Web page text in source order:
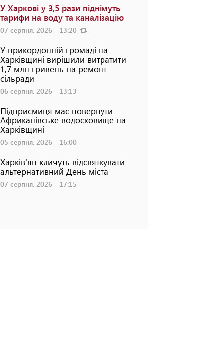
У Харкові у 3,5 рази піднімуть
тарифи на воду та каналізацію
07 серпня, 2026 - 13:20
У прикордонній громаді на
Харківщині вирішили витратити
1,7 млн гривень на ремонт
сільради
06 серпня, 2026 - 13:13
Підприємиця має повернути
Африканівське водосховище на
Харківщині
05 серпня, 2026 - 16:00
Харків'ян кличуть відсвяткувати
альтернативний День міста
07 серпня, 2026 - 17:15